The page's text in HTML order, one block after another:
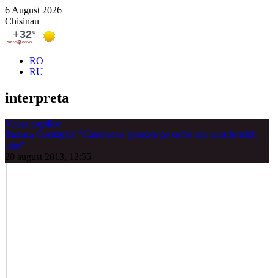
6 August 2026
Chisinau
RO
RU
interpreta
Vocea copiilor
Tamara Costriţchi: ”Când am o greutate pe suflet sau sunt fericită,
cânt”
20 august 2013, 12:55